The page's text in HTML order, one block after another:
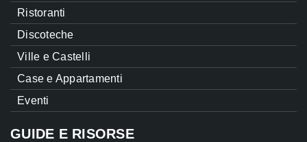
Ristoranti
Discoteche
Ville e Castelli
Case e Appartamenti
Eventi
GUIDE E RISORSE